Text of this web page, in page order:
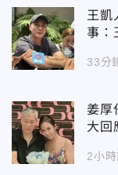
王凱
事：
33分
姜厚
大回
2小時